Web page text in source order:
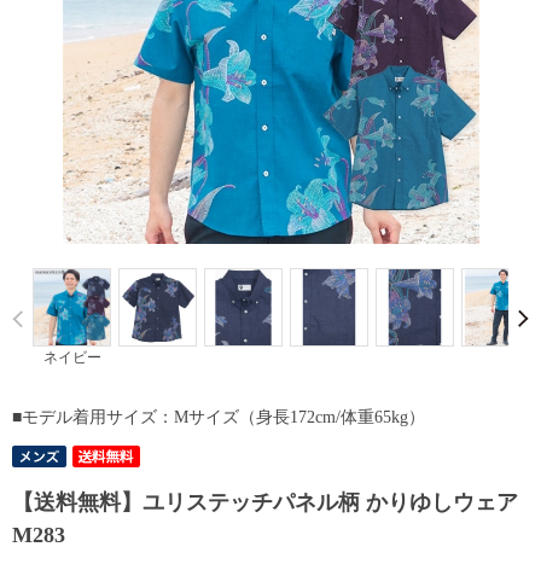
ネイビー
Prev
【送料無料】ユリステッチパネル柄 かりゆしウェア
M283
■モデル着用サイズ：Mサイズ（身長172cm/体重65kg）